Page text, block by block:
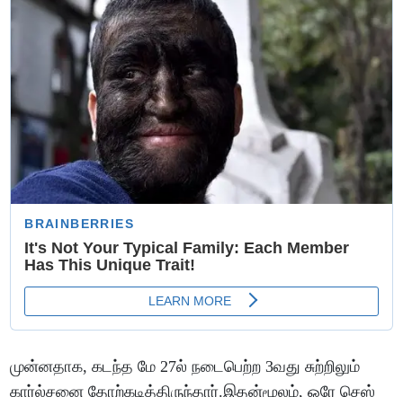
முன்னதாக, கடந்த மே 27ல் நடைபெற்ற 3வது சுற்றிலும்
கார்ல்சனை தோற்கடித்திருந்தார்.இதன்மூலம், ஒரே செஸ்